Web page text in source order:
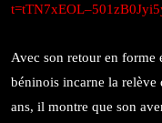
Avec son retour en forme
béninois incarne la
ans, il montre que son